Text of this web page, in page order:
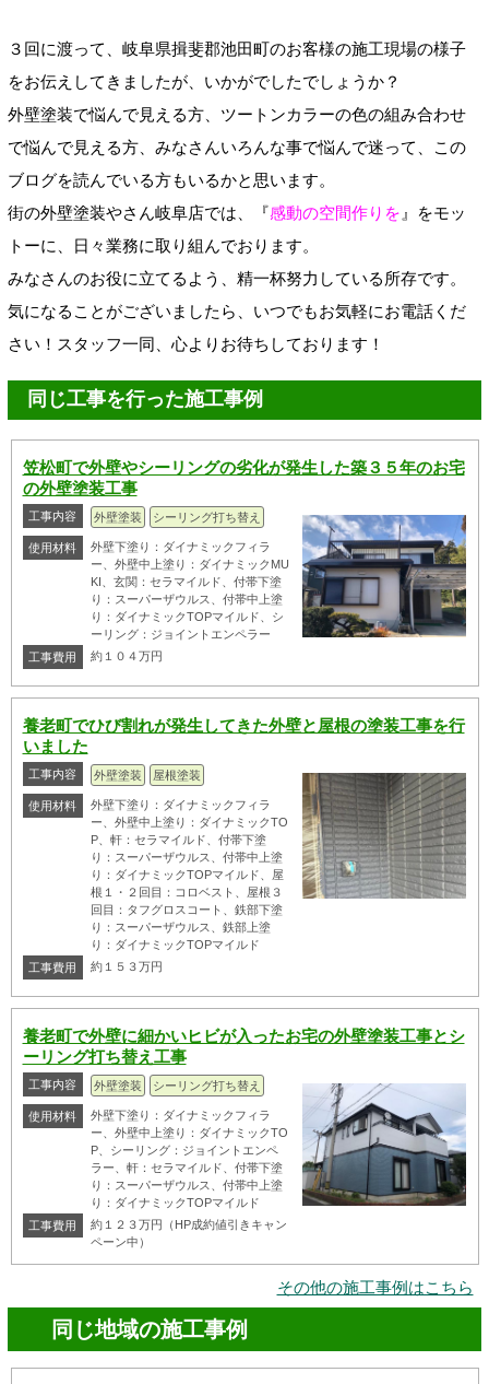
３回に渡って、岐阜県揖斐郡池田町のお客様の施工現場の様子
をお伝えしてきましたが、いかがでしたでしょうか？
外壁塗装で悩んで見える方、ツートンカラーの色の組み合わせ
で悩んで見える方、みなさんいろんな事で悩んで迷って、この
ブログを読んでいる方もいるかと思います。
街の外壁塗装やさん岐阜店では、『感動の空間作りを 』をモッ
トーに、日々業務に取り組んでおります。
みなさんのお役に立てるよう、精一杯努力している所存です。
気になることがございましたら、いつでもお気軽にお電話くだ
さい！スタッフ一同、心よりお待ちしております！
同じ工事を行った施工事例
笠松町で外壁やシーリングの劣化が発生した築３５年のお宅
の外壁塗装工事
工事内容 外壁塗装 シーリング打ち替え
使用材料
外壁下塗り：ダイナミックフィラ
ー、外壁中上塗り：ダイナミックMU
KI、玄関：セラマイルド、付帯下塗
り：スーパーザウルス、付帯中上塗
り：ダイナミックTOPマイルド、シ
ーリング：ジョイントエンペラー
工事費用
約１０４万円
養老町でひび割れが発生してきた外壁と屋根の塗装工事を行
いました
工事内容 外壁塗装 屋根塗装
使用材料
外壁下塗り：ダイナミックフィラ
ー、外壁中上塗り：ダイナミックTO
P、軒：セラマイルド、付帯下塗
り：スーパーザウルス、付帯中上塗
り：ダイナミックTOPマイルド、屋
根１・２回目：コロベスト、屋根３
回目：タフグロスコート、鉄部下塗
り：スーパーザウルス、鉄部上塗
り：ダイナミックTOPマイルド
工事費用
約１５３万円
養老町で外壁に細かいヒビが入ったお宅の外壁塗装工事とシ
ーリング打ち替え工事
工事内容 外壁塗装 シーリング打ち替え
使用材料
外壁下塗り：ダイナミックフィラ
ー、外壁中上塗り：ダイナミックTO
P、シーリング：ジョイントエンペ
ラー、軒：セラマイルド、付帯下塗
り：スーパーザウルス、付帯中上塗
り：ダイナミックTOPマイルド
工事費用
約１２３万円（HP成約値引きキャン
ペーン中）
その他の施工事例はこちら
同じ地域の施工事例